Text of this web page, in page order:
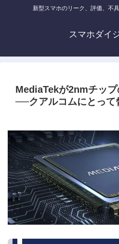
新型スマホのリーク、評価、不
スマホダイ
MediaTekが2nmチッ
──クアルコムにとって